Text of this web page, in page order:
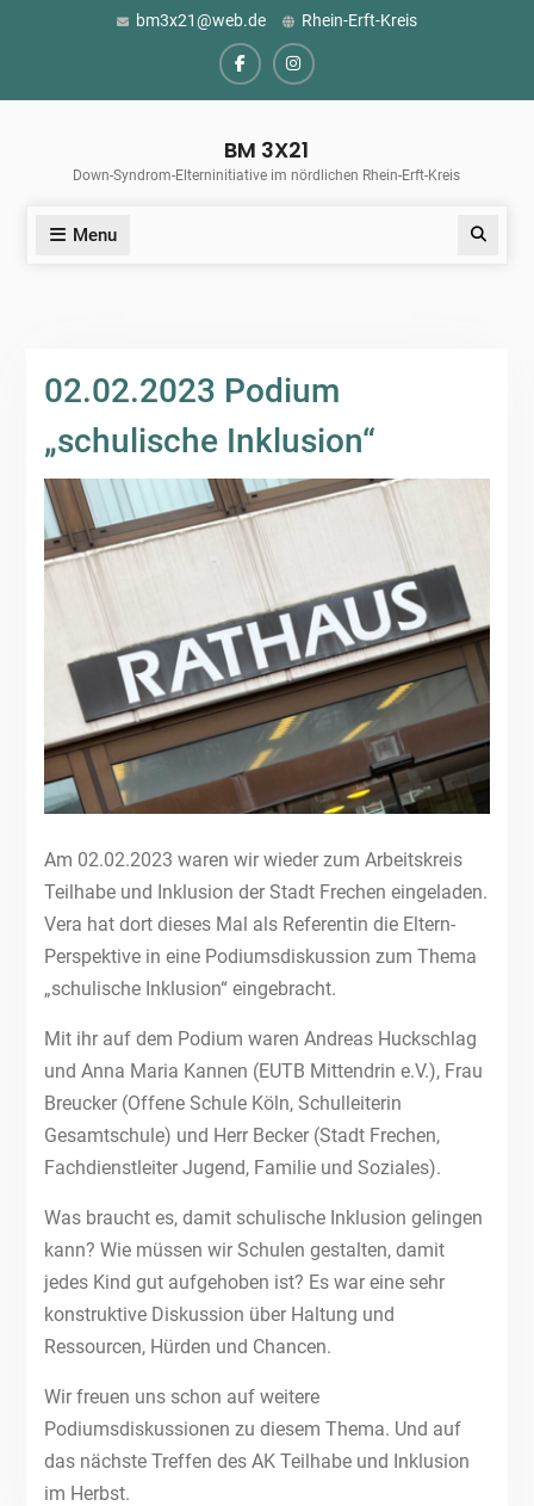
bm3x21@web.de Rhein-Erft-Kreis
FacebookInstagram
BM 3X21
Down-Syndrom-Elterninitiative im nördlichen Rhein-Erft-Kreis
Menu Search
02.02.2023 Podium
„schulische Inklusion“
Am 02.02.2023 waren wir wieder zum Arbeitskreis
Teilhabe und Inklusion der Stadt Frechen eingeladen.
Vera hat dort dieses Mal als Referentin die Eltern-
Perspektive in eine Podiumsdiskussion zum Thema
„schulische Inklusion“ eingebracht.
Mit ihr auf dem Podium waren Andreas Huckschlag
und Anna Maria Kannen (EUTB Mittendrin e.V.), Frau
Breucker (Offene Schule Köln, Schulleiterin
Gesamtschule) und Herr Becker (Stadt Frechen,
Fachdienstleiter Jugend, Familie und Soziales).
Was braucht es, damit schulische Inklusion gelingen
kann? Wie müssen wir Schulen gestalten, damit
jedes Kind gut aufgehoben ist? Es war eine sehr
konstruktive Diskussion über Haltung und
Ressourcen, Hürden und Chancen.
Wir freuen uns schon auf weitere
Podiumsdiskussionen zu diesem Thema. Und auf
das nächste Treffen des AK Teilhabe und Inklusion
im Herbst.